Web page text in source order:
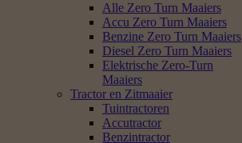
Alle Zero Turn Maaiers
Accu Zero Turn Maaiers
Benzine Zero Turn Maaiers
Diesel Zero Turn Maaiers
Elektrische Zero-Turn
Maaiers
Tractor en Zitmaaier
Tuintractoren
Accutractor
Benzintractor